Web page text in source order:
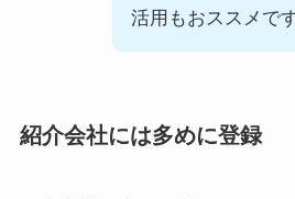
活用もおススメです
紹介会社には多めに登録